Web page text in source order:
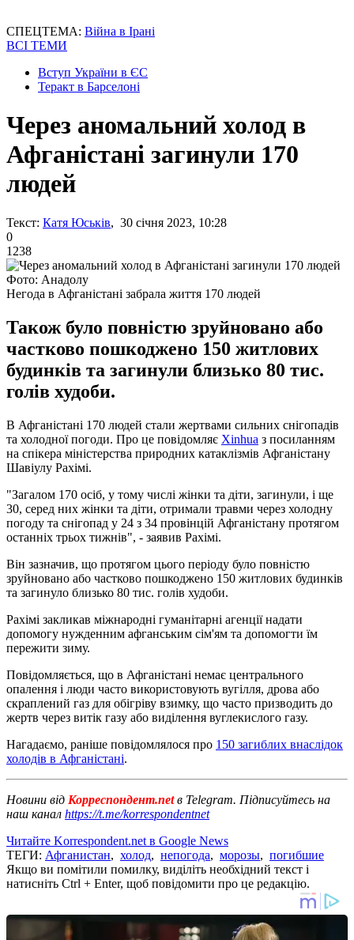
СПЕЦТЕМА: Війна в Ірані
ВСІ ТЕМИ
Вступ України в ЄС
Теракт в Барселоні
Через аномальний холод в
Афганістані загинули 170
людей
Текст: Катя Юськів, 30 січня 2023, 10:28
0
1238
Фото: Анадолу
Негода в Афганістані забрала життя 170 людей
Також було повністю зруйновано або
частково пошкоджено 150 житлових
будинків та загинули близько 80 тис.
голів худоби.
В Афганістані 170 людей стали жертвами сильних снігопадів
та холодної погоди. Про це повідомляє Xinhua з посиланням
на спікера міністерства природних катаклізмів Афганістану
Шавіулу Рахімі.
"Загалом 170 осіб, у тому числі жінки та діти, загинули, і ще
30, серед них жінки та діти, отримали травми через холодну
погоду та снігопад у 24 з 34 провінцій Афганістану протягом
останніх трьох тижнів", - заявив Рахімі.
Він зазначив, що протягом цього періоду було повністю
зруйновано або частково пошкоджено 150 житлових будинків
та загинуло близько 80 тис. голів худоби.
Рахімі закликав міжнародні гуманітарні агенції надати
допомогу нужденним афганським сім'ям та допомогти їм
пережити зиму.
Повідомляється, що в Афганістані немає центрального
опалення і люди часто використовують вугілля, дрова або
скраплений газ для обігріву взимку, що часто призводить до
жертв через витік газу або виділення вуглекислого газу.
Нагадаємо, раніше повідомлялося про 150 загиблих внаслідок
холодів в Афганістані.
Новини від Корреспондент.netв Telegram. Підписуйтесь на
наш канал https://t.me/korrespondentnet
Читайте Korrespondent.net в Google News
ТЕГИ: Афганистан, холод, непогода, морозы, погибшие
Якщо ви помітили помилку, виділіть необхідний текст і
натисніть Ctrl + Enter, щоб повідомити про це редакцію.